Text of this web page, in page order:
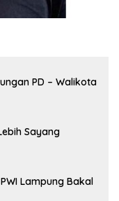
PD – Walikota
Sayang
Lampung Bakal